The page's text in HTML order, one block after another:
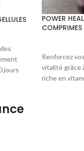
jours
POWER
COMPRIMES
Renforcez
vitalité grâce
riche en